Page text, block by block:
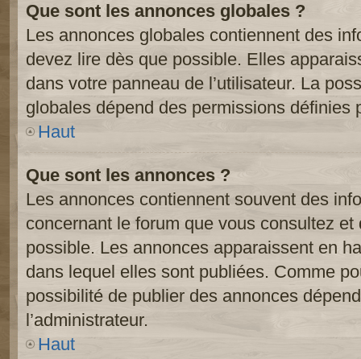
Que sont les annonces globales ?
Les annonces globales contiennent des
devez lire dès que possible. Elles
dans votre panneau de l’utilisateur. La
globales dépend des permissions définies
Haut
Que sont les annonces ?
Les annonces contiennent souvent des
concernant le forum que vous consultez
possible. Les annonces apparaissent en
dans lequel elles sont publiées. Comme
possibilité de publier des annonces
l’administrateur.
Haut